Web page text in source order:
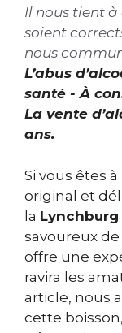
Il nous tient
soient
nous
L’abus
santé - À
La vente
ans.
Si vous êtes
original et
la
savoureux de
offre une
ravira les
article, nous
cette